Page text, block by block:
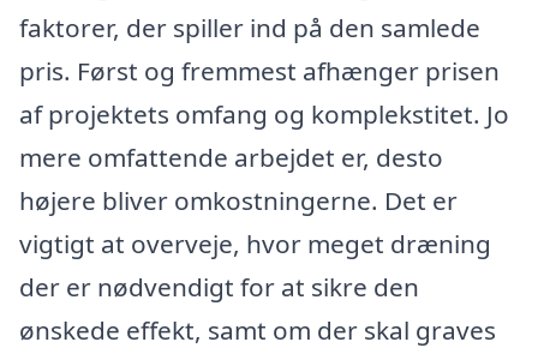
faktorer, der spiller ind på den samlede
pris. Først og fremmest afhænger prisen
af projektets omfang og komplekstitet. Jo
mere omfattende arbejdet er, desto
højere bliver omkostningerne. Det er
vigtigt at overveje, hvor meget dræning
der er nødvendigt for at sikre den
ønskede effekt, samt om der skal graves